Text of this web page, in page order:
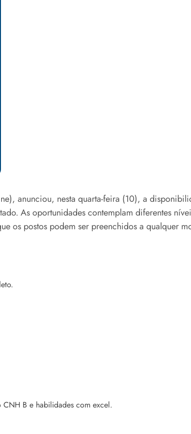
anunciou, nesta quarta-feira (10), a
As oportunidades contemplam diferentes
os postos podem ser preenchidos a qualquer
B e habilidades com excel.